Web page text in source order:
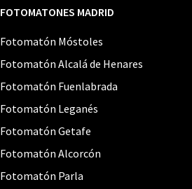
FOTOMATONES MADRID
Fotomatón Móstoles
Fotomatón Alcalá de Henares
Fotomatón Fuenlabrada
Fotomatón Leganés
Fotomatón Getafe
Fotomatón Alcorcón
Fotomatón Parla